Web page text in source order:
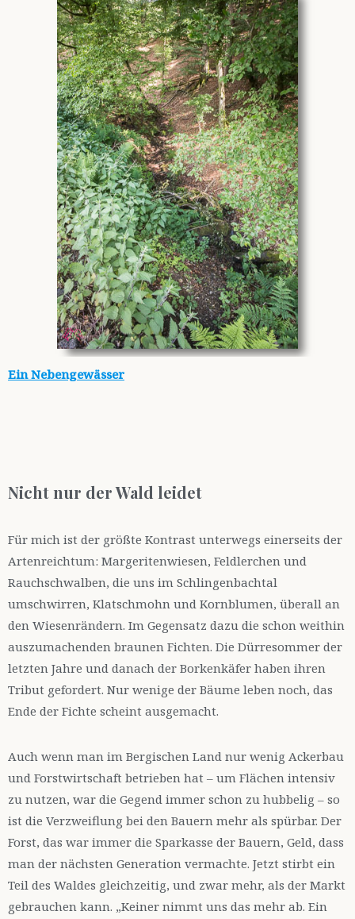
Ein Nebengewässer
Nicht nur der Wald leidet
Für mich ist der größte Kontrast unterwegs einerseits der
Artenreichtum: Margeritenwiesen, Feldlerchen und
Rauchschwalben, die uns im Schlingenbachtal
umschwirren, Klatschmohn und Kornblumen, überall an
den Wiesenrändern. Im Gegensatz dazu die schon weithin
auszumachenden braunen Fichten. Die Dürresommer der
letzten Jahre und danach der Borkenkäfer haben ihren
Tribut gefordert. Nur wenige der Bäume leben noch, das
Ende der Fichte scheint ausgemacht.
Auch wenn man im Bergischen Land nur wenig Ackerbau
und Forstwirtschaft betrieben hat – um Flächen intensiv
zu nutzen, war die Gegend immer schon zu hubbelig – so
ist die Verzweiflung bei den Bauern mehr als spürbar. Der
Forst, das war immer die Sparkasse der Bauern, Geld, dass
man der nächsten Generation vermachte. Jetzt stirbt ein
Teil des Waldes gleichzeitig, und zwar mehr, als der Markt
gebrauchen kann. „Keiner nimmt uns das mehr ab. Ein